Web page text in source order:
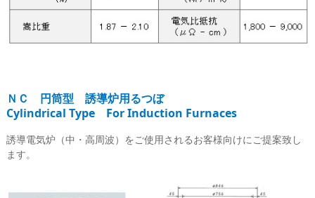
ＮＣ 円筒型 誘導炉用るつぼ
Cylindrical Type For Induction Furnaces
誘導電気炉（中・高周波）をご使用されるお客様向けにご提案致し
ます。